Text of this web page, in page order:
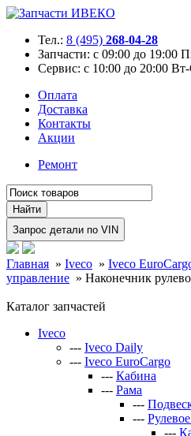
Тел.: 8 (495) 268-04-28
Запчасти: с 09:00 до 19:00
Сервис: с 10:00 до 20:00
Оплата
Доставка
Контакты
Акции
Ремонт
Главная » Iveco » Iveco
управление » Наконечник
Каталог запчастей
Iveco
--- Iveco Daily
--- Iveco EuroCargo
--- Кабина
--- Рама
---
---
---